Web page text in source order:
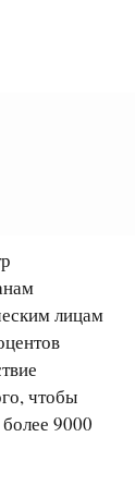
лицам
чтобы
9000